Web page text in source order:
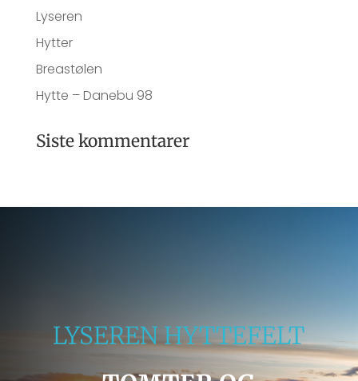
Lyseren
Hytter
Breastølen
Hytte – Danebu 98
Siste kommentarer
LYSEREN HYTTEFELT